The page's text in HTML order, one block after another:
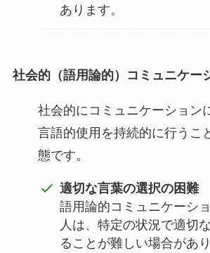
あります。
社会的（語用論的）コミュニケー
社会的にコミュニケーション
言語的使用を持続的に行うこ
態です。
適切な言葉の選択の困難
語用論的コミュニケーシ
人は、特定の状況で適切
ることが難しい場合があ